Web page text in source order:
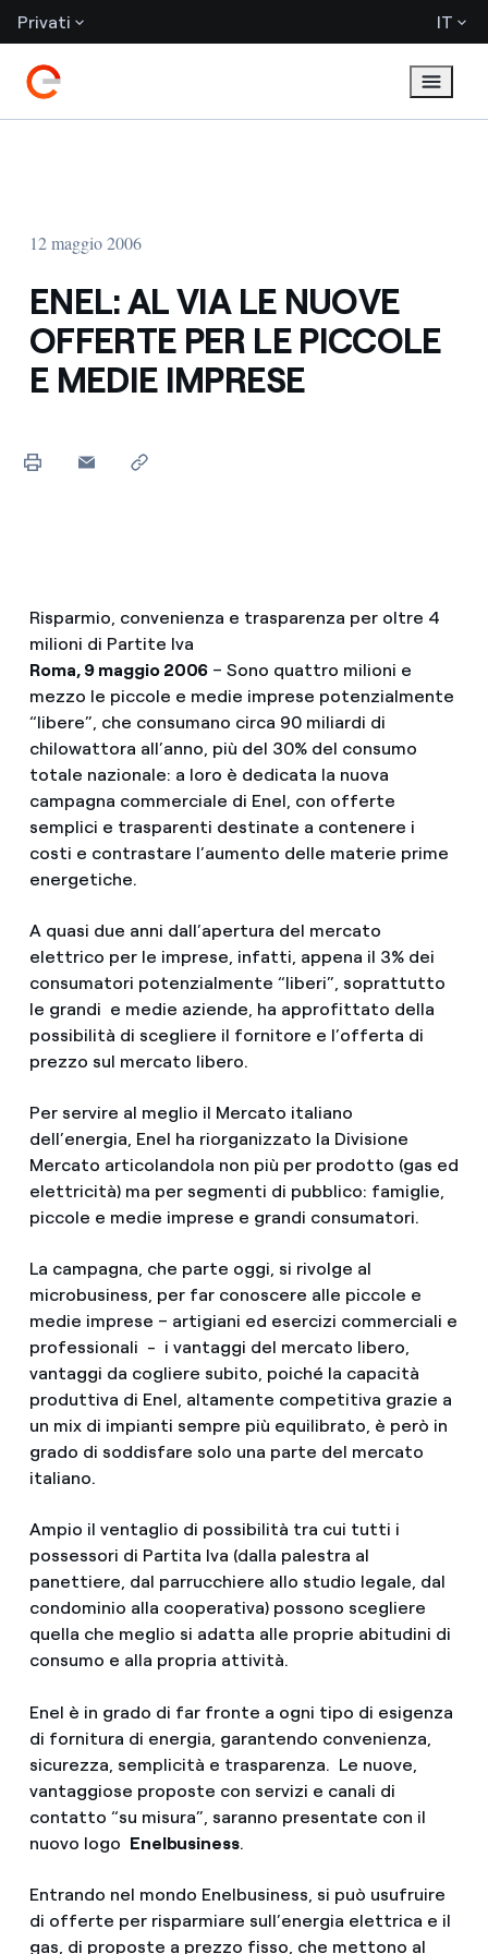
Privati IT
12 maggio 2006
ENEL: AL VIA LE NUOVE
OFFERTE PER LE PICCOLE
E MEDIE IMPRESE
Risparmio, convenienza e trasparenza per oltre 4
milioni di Partite Iva
Roma, 9 maggio 2006 – Sono quattro milioni e
mezzo le piccole e medie imprese potenzialmente
“libere”, che consumano circa 90 miliardi di
chilowattora all’anno, più del 30% del consumo
totale nazionale: a loro è dedicata la nuova
campagna commerciale di Enel, con offerte
semplici e trasparenti destinate a contenere i
costi e contrastare l’aumento delle materie prime
energetiche.
A quasi due anni dall’apertura del mercato
elettrico per le imprese, infatti, appena il 3% dei
consumatori potenzialmente “liberi”, soprattutto
le grandi e medie aziende, ha approfittato della
possibilità di scegliere il fornitore e l’offerta di
prezzo sul mercato libero.
Per servire al meglio il Mercato italiano
dell’energia, Enel ha riorganizzato la Divisione
Mercato articolandola non più per prodotto (gas ed
elettricità) ma per segmenti di pubblico: famiglie,
piccole e medie imprese e grandi consumatori.
La campagna, che parte oggi, si rivolge al
microbusiness, per far conoscere alle piccole e
medie imprese – artigiani ed esercizi commerciali e
professionali - i vantaggi del mercato libero,
vantaggi da cogliere subito, poiché la capacità
produttiva di Enel, altamente competitiva grazie a
un mix di impianti sempre più equilibrato, è però in
grado di soddisfare solo una parte del mercato
italiano.
Ampio il ventaglio di possibilità tra cui tutti i
possessori di Partita Iva (dalla palestra al
panettiere, dal parrucchiere allo studio legale, dal
condominio alla cooperativa) possono scegliere
quella che meglio si adatta alle proprie abitudini di
consumo e alla propria attività.
Enel è in grado di far fronte a ogni tipo di esigenza
di fornitura di energia, garantendo convenienza,
sicurezza, semplicità e trasparenza. Le nuove,
vantaggiose proposte con servizi e canali di
contatto “su misura”, saranno presentate con il
nuovo logo Enelbusiness.
Entrando nel mondo Enelbusiness, si può usufruire
di offerte per risparmiare sull’energia elettrica e il
gas, di proposte a prezzo fisso, che mettono al